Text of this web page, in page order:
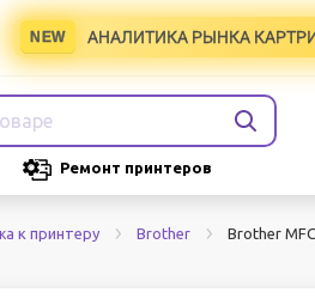
АНАЛИТИКА РЫНКА
Ремонт принтеров
к принтеру Brother Brother